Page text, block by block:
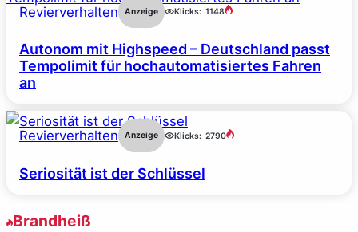
Revierverhalten Anzeige Klicks: 1148
Autonom mit Highspeed – Deutschland passt
Tempolimit für hochautomatisiertes Fahren
an
Revierverhalten Anzeige Klicks: 2790
Seriosität ist der Schlüssel
Brandheiß